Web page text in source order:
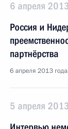
6 апреля
Россия и
партнёрства
6 апреля 2013
5 апреля